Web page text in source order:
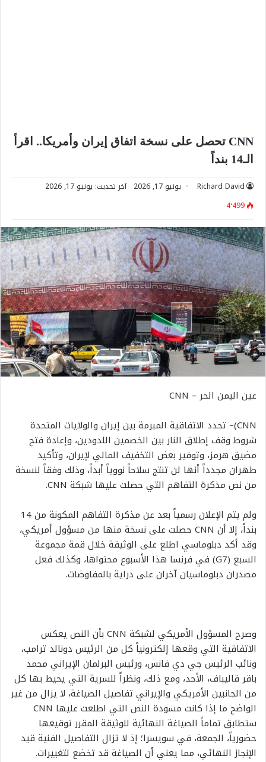
CNN تحصل على نسخة اتفاق إيران وأمريكا.. اقرأ
الـ14 بنداً
Richard David يونيو 17, 2026
آخر تحديث: يونيو 17, 2026
4٬499
عين اليمن الحر – CNN
CNN)– تحدد الاتفاقية المبرمة بين إيران والولايات المتحدة
شروط وقف إطلاق النار بين الخصمين اللدودين، وإعادة فتح
مضيق هرمز، وتوفير بعض التخفيف المالي لإيران، وتأكيد
طهران مجدداً أنها لن تنتج سلاحاً نووياً أبداً، وذلك وفقاً لنسخة
من نص مذكرة التفاهم التي حصلت عليها شبكة CNN.
ولم يتم الإعلان رسمياً بعد عن مذكرة التفاهم المكونة من 14
بنداً، إلا أن CNN حصلت على نسخة منها من مسؤول أمريكي،
وقد أكد دبلوماسي اطلع على الوثيقة خلال قمة مجموعة
السبع (G7) في فرنسا هذا الأسبوع محتواها، وكذلك فعل
مصدران دبلوماسيان آخران على دراية بالمفاوضات.
وصرح المسؤول الأمريكي لشبكة CNN بأن النص يعكس
الاتفاقية التي وقعها إلكترونياً كل من الرئيس دونالد ترامب،
ونائب الرئيس جي دي فانس، ورئيس البرلمان الإيراني محمد
باقر قاليباف، الأحد، ومع ذلك، ونظراً للسرية التي يحيط بها كل
من الجانبين الأمريكي والإيراني تفاصيل الصياغة، لا يزال من غير
الواضح ما إذا كانت مسودة النص التي اطلعت عليها CNN
ستطابق تماماً الصياغة النهائية للوثيقة المقرر توقيعها
حضورياً، الجمعة، في سويسرا؛ إذ لا تزال التفاصيل الفنية قيد
الإنجاز النهائي، مما يعني أن الصياغة قد تخضع لتغييرات.